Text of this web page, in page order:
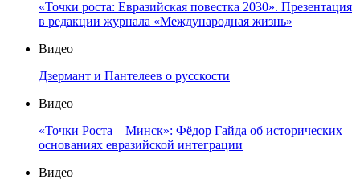
«Точки роста: Евразийская повестка 2030». Презентация
в редакции журнала «Международная жизнь»
Видео
Дзермант и Пантелеев о русскости
Видео
«Точки Роста – Минск»: Фёдор Гайда об исторических
основаниях евразийской интеграции
Видео